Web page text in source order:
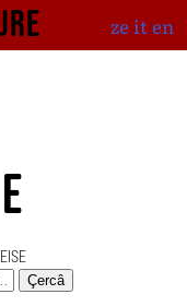
ze iten
Çercâ